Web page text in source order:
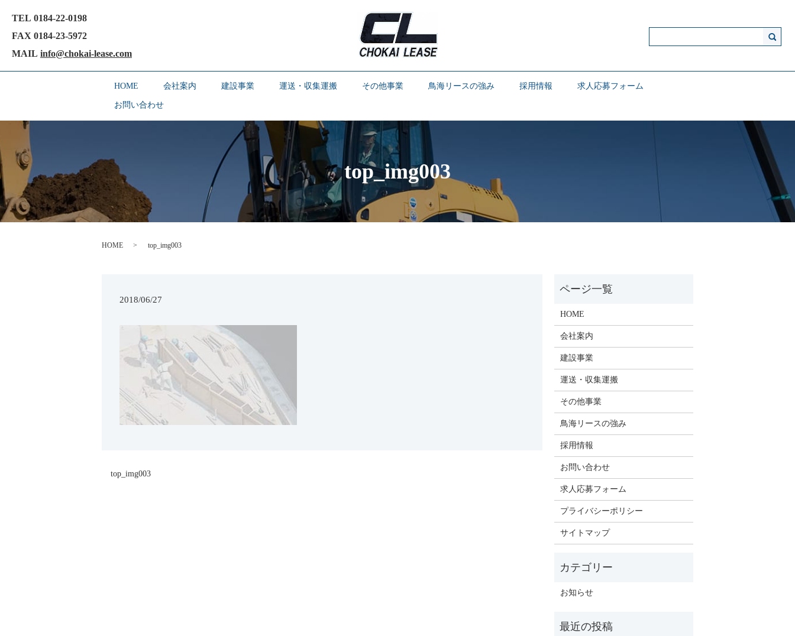
HOME 会社案内 建設事業 運送・収集運搬 その他事業 鳥海リースの強み 採用情報 求人応募フォーム
お問い合わせ
TEL 0184-22-0198
FAX 0184-23-5972
MAIL info@chokai-lease.com
top_img003
HOME top_img003
2018/06/27
top_img003
HOME
会社案内
建設事業
運送・収集運搬
その他事業
鳥海リースの強み
採用情報
お問い合わせ
求人応募フォーム
プライバシーポリシー
サイトマップ
お知らせ